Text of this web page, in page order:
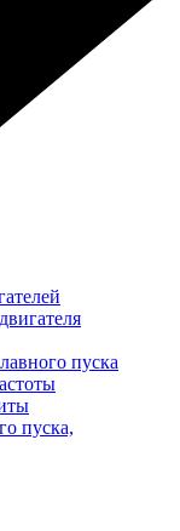
пуска
пуска,